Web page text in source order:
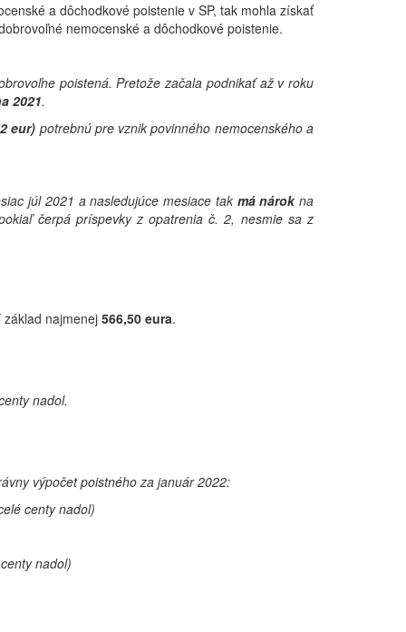
a dôchodkové poistenie v SP, tak mohla získať
nemocenské a dôchodkové poistenie.
poistená. Pretože začala podnikať až v roku
2021.
eur) potrebnú pre vznik povinného nemocenského a
júl 2021 a nasledujúce mesiace tak má nárokna
čerpá príspevky z opatrenia č. 2, nesmie sa z
najmenej 566,50 eura.
nadol.
výpočet poistného za január 2022:
centy nadol)
nadol)